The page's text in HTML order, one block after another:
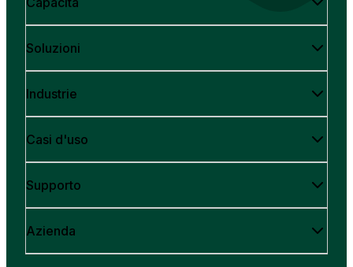
Soluzioni
Industrie
Casi d'uso
Supporto
Azienda